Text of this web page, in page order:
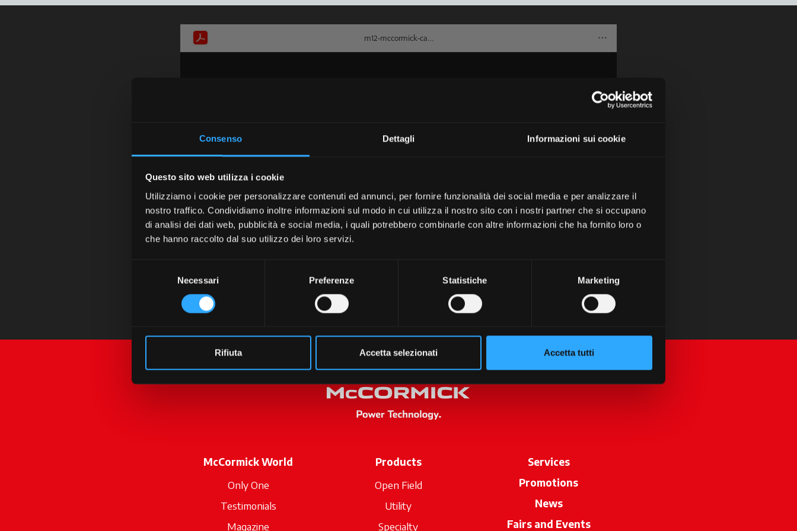
Consenso Dettagli Informazioni sui cookie
Questo sito web utilizza i cookie
Utilizziamo i cookie per personalizzare contenuti ed annunci, per fornire funzionalità dei social media e per analizzare il
nostro traffico. Condividiamo inoltre informazioni sul modo in cui utilizza il nostro sito con i nostri partner che si occupano
di analisi dei dati web, pubblicità e social media, i quali potrebbero combinarle con altre informazioni che ha fornito loro o
che hanno raccolto dal suo utilizzo dei loro servizi.
Necessari Preferenze Statistiche Marketing
Rifiuta Accetta selezionati Accetta tutti
McCormick World
Only One
Testimonials
Magazine
Products
Open Field
Utility
Specialty
Services
Promotions
News
Fairs and Events